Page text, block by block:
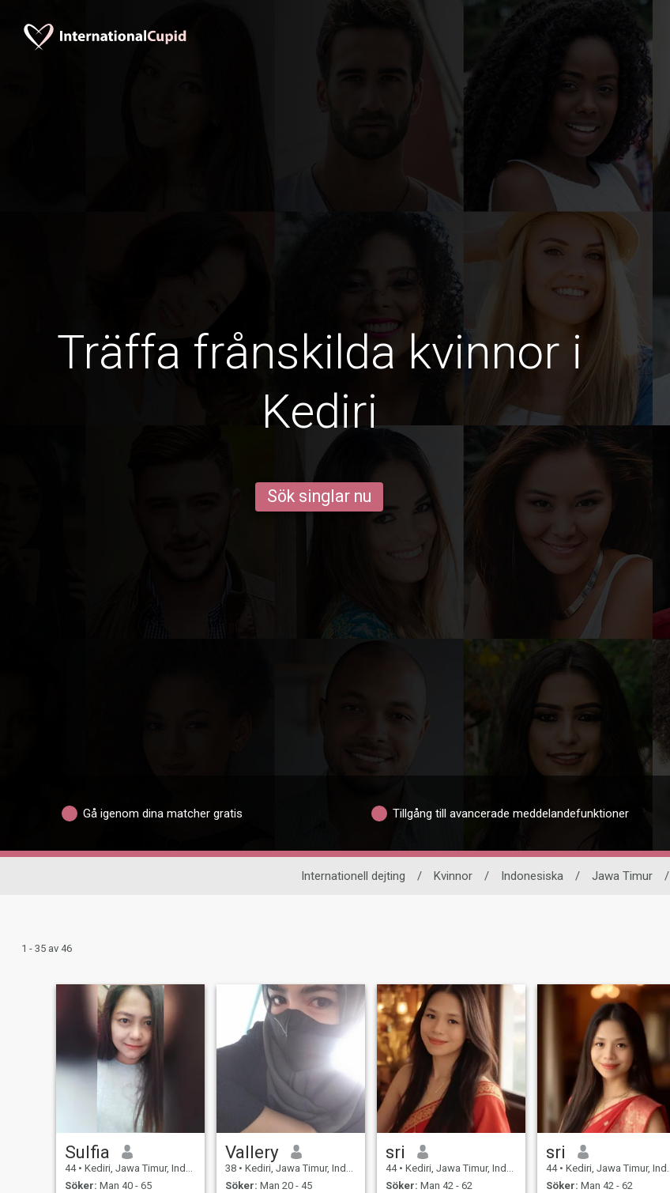
Träffa frånskilda kvinnor i
Kediri
Sök singlar nu
Gå igenom dina matcher gratis Tillgång till avancerade meddelandefunktioner
Internationell dejting / Kvinnor / Indonesiska / Jawa Timur /
1 - 35 av 46
Sulfia
44 • Kediri, Jawa Timur, Indonesien
Söker: Man 40 - 65
Vallery
38 • Kediri, Jawa Timur, Indonesien
Söker: Man 20 - 45
sri
44 • Kediri, Jawa Timur, Indonesien
Söker: Man 42 - 62
sri
44 • Kediri, Jawa Timur, Indonesien
Söker: Man 42 - 62